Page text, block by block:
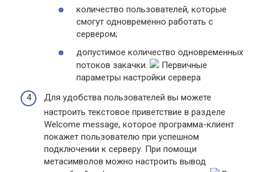
количество пользователей, которые
смогут одновременно работать с
сервером;
допустимое количество одновременных
потоков закачки.
Первичные
параметры настройки сервера
Для удобства пользователей вы можете
настроить текстовое приветствие в разделе
Welcome message, которое программа-клиент
покажет пользователю при успешном
подключении к серверу. При помощи
метасимволов можно настроить вывод